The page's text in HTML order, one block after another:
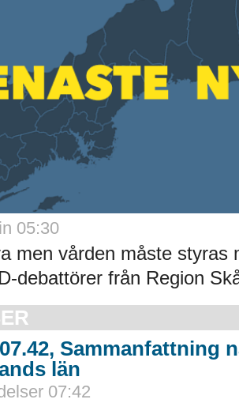
05:30
men vården måste styras
debattörer från Region
Sammanfattning
län
07:42